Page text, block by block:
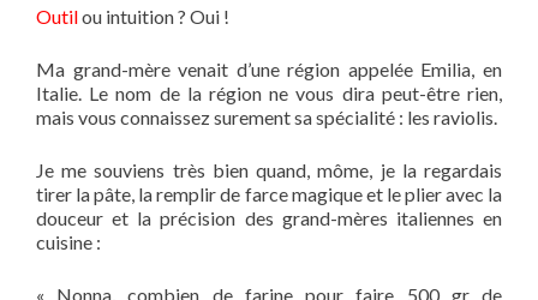
Outilou intuition ? Oui !
Ma grand-mère venait d’une région appelée Emilia, en
Italie. Le nom de la région ne vous dira peut-être rien,
mais vous connaissez surement sa spécialité : les raviolis.
Je me souviens très bien quand, môme, je la regardais
tirer la pâte, la remplir de farce magique et le plier avec la
douceur et la précision des grand-mères italiennes en
cuisine :
« Nonna, combien de farine pour faire 500 gr de